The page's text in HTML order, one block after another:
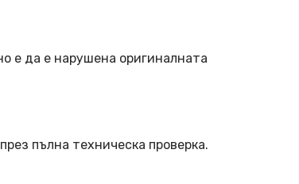
е да е нарушена оригиналната
пълна техническа проверка.